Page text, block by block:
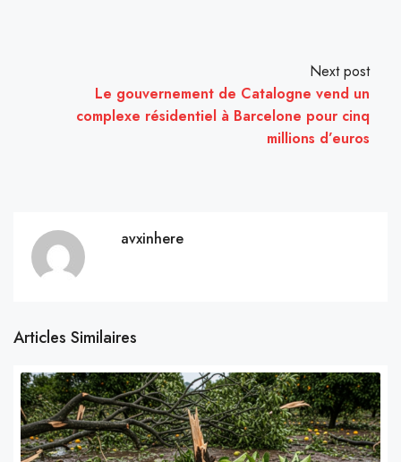
Next post
Le gouvernement de Catalogne vend un
complexe résidentiel à Barcelone pour cinq
millions d’euros
avxinhere
Articles Similaires